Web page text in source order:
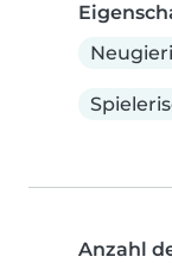
Anzahl